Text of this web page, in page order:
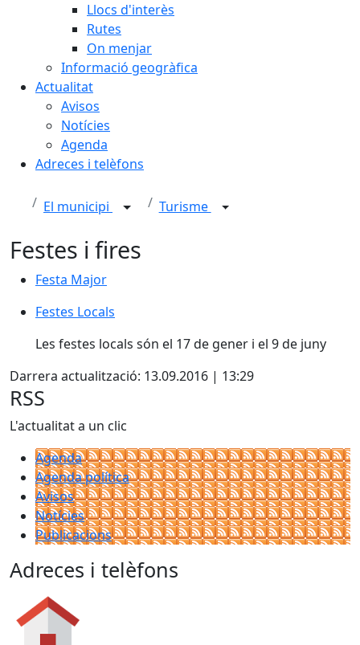
Llocs d'interès
Rutes
On menjar
Informació geogràfica
Actualitat
Avisos
Notícies
Agenda
Adreces i telèfons
El municipi Turisme
Festes i fires
Festa Major
Festes Locals
Les festes locals són el 17 de gener i el 9 de juny
Darrera actualització: 13.09.2016 | 13:29
RSS
L'actualitat a un clic
Agenda
Agenda política
Avisos
Notícies
Publicacions
Adreces i telèfons